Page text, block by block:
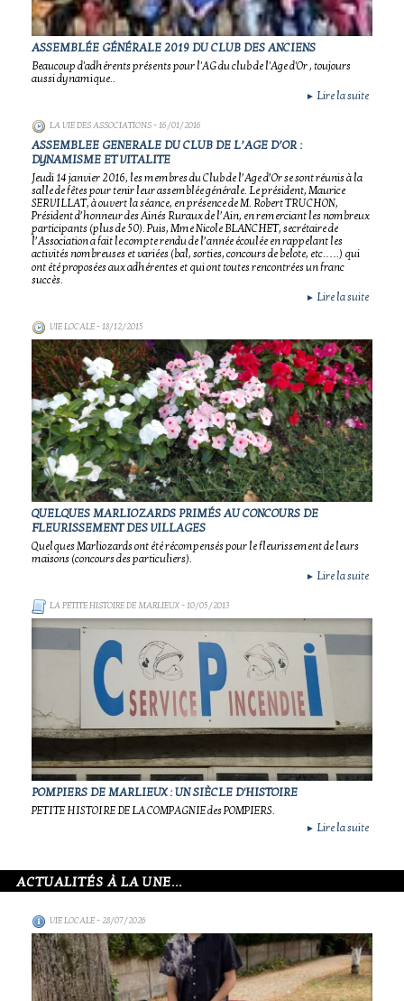
ASSEMBLÉE GÉNÉRALE 2019 DU CLUB DES ANCIENS
Beaucoup d'adhérents présents pour l'AG du club de l'Age d'Or , toujours
aussi dynamique..
► Lire la suite
LA VIE DES ASSOCIATIONS- 16/01/2016
ASSEMBLEE GENERALE DU CLUB DE L’AGE D’OR :
DYNAMISME ET VITALITE
Jeudi 14 janvier 2016, les membres du Club de l’Age d’Or se sont réunis à la
salle de fêtes pour tenir leur assemblée générale. Le président, Maurice
SERVILLAT, à ouvert la séance, en présence de M. Robert TRUCHON,
Président d’honneur des Ainés Ruraux de l’Ain, en remerciant les nombreux
participants (plus de 50). Puis, Mme Nicole BLANCHET, secrétaire de
l’Association a fait le compte rendu de l’année écoulée en rappelant les
activités nombreuses et variées (bal, sorties, concours de belote, etc.….) qui
ont été proposées aux adhérentes et qui ont toutes rencontrées un franc
succès.
► Lire la suite
VIE LOCALE- 18/12/2015
QUELQUES MARLIOZARDS PRIMÉS AU CONCOURS DE
FLEURISSEMENT DES VILLAGES
Quelques Marliozards ont été récompensés pour le fleurissement de leurs
maisons (concours des particuliers).
► Lire la suite
LA PETITE HISTOIRE DE MARLIEUX- 10/05/2013
POMPIERS DE MARLIEUX : UN SIÈCLE D'HISTOIRE
PETITE HISTOIRE DE LA COMPAGNIE des POMPIERS.
► Lire la suite
ACTUALITÉS À LA UNE...
VIE LOCALE- 28/07/2026